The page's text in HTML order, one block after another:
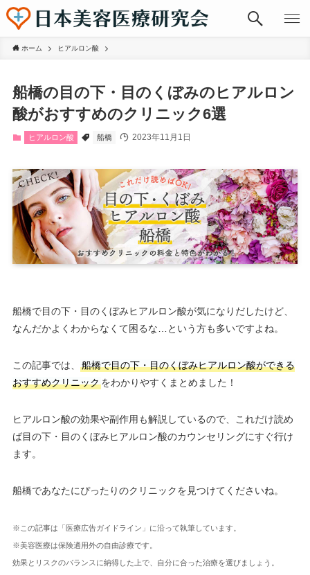
ホーム ヒアルロン酸
船橋の目の下・目のくぼみのヒアルロン
酸がおすすめのクリニック6選
ヒアルロン酸 船橋 2023年11月1日
船橋で目の下・目のくぼみヒアルロン酸が気になりだしたけど、
なんだかよくわからなくて困るな…という方も多いですよね。
この記事では、
船橋で目の下・目のくぼみヒアルロン酸ができる
おすすめクリニックをわかりやすくまとめました！
ヒアルロン酸の効果や副作用も解説しているので、これだけ読め
ば目の下・目のくぼみヒアルロン酸のカウンセリングにすぐ行け
ます。
船橋であなたにぴったりのクリニックを見つけてくださいね。
※この記事は「医療広告ガイドライン」に沿って執筆しています。
※美容医療は保険適用外の自由診療です。
効果とリスクのバランスに納得した上で、自分に合った治療を選びましょう。